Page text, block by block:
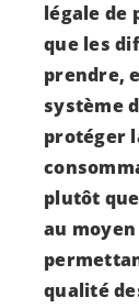
légale de
que les
prendre,
système
protéger
plutôt
au
qualité